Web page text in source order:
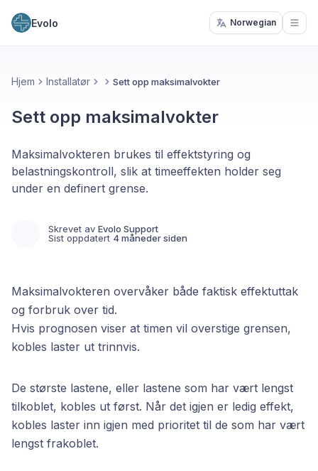
Evolo Norwegian
Hjem Installatør Sett opp maksimalvokter
Sett opp maksimalvokter
Maksimalvokteren brukes til effektstyring og
belastningskontroll, slik at timeeffekten holder seg
under en definert grense.
Skrevet av Evolo Support
Sist oppdatert 4 måneder siden
Maksimalvokteren overvåker både faktisk effektuttak
og forbruk over tid.
Hvis prognosen viser at timen vil overstige grensen,
kobles laster ut trinnvis.
De største lastene, eller lastene som har vært lengst
tilkoblet, kobles ut først. Når det igjen er ledig effekt,
kobles laster inn igjen med prioritet til de som har vært
lengst frakoblet.